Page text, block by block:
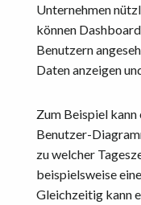
Unternehmen
können
Benutzern
Daten anzeigen
Zum Beispiel
Benutzer-
zu welcher
beispielsweise
Gleichzeitig kann